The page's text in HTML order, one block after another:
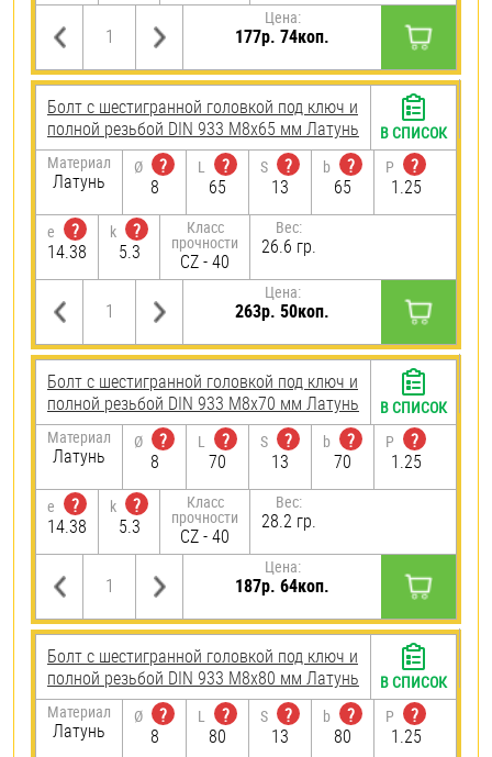
Цена:
177р. 74коп.
Болт с шестигранной головкой под ключ и
полной резьбой DIN 933 М8х65 мм Латунь
Материал
Латунь
Ø
?
8
L
?
65
S
?
13
b
?
65
P
?
1.25
e
?
14.38
k
?
5.3
Класс
прочности
CZ - 40
Вес:
26.6 гр.
Цена:
263р. 50коп.
В СПИСОК
Болт с шестигранной головкой под ключ и
полной резьбой DIN 933 М8х70 мм Латунь
Материал
Латунь
Ø
?
8
L
?
70
S
?
13
b
?
70
P
?
1.25
e
?
14.38
k
?
5.3
Класс
прочности
CZ - 40
Вес:
28.2 гр.
Цена:
187р. 64коп.
В СПИСОК
Болт с шестигранной головкой под ключ и
полной резьбой DIN 933 М8х80 мм Латунь
Материал
Латунь
Ø
?
8
L
?
80
S
?
13
b
?
80
P
?
1.25
В СПИСОК